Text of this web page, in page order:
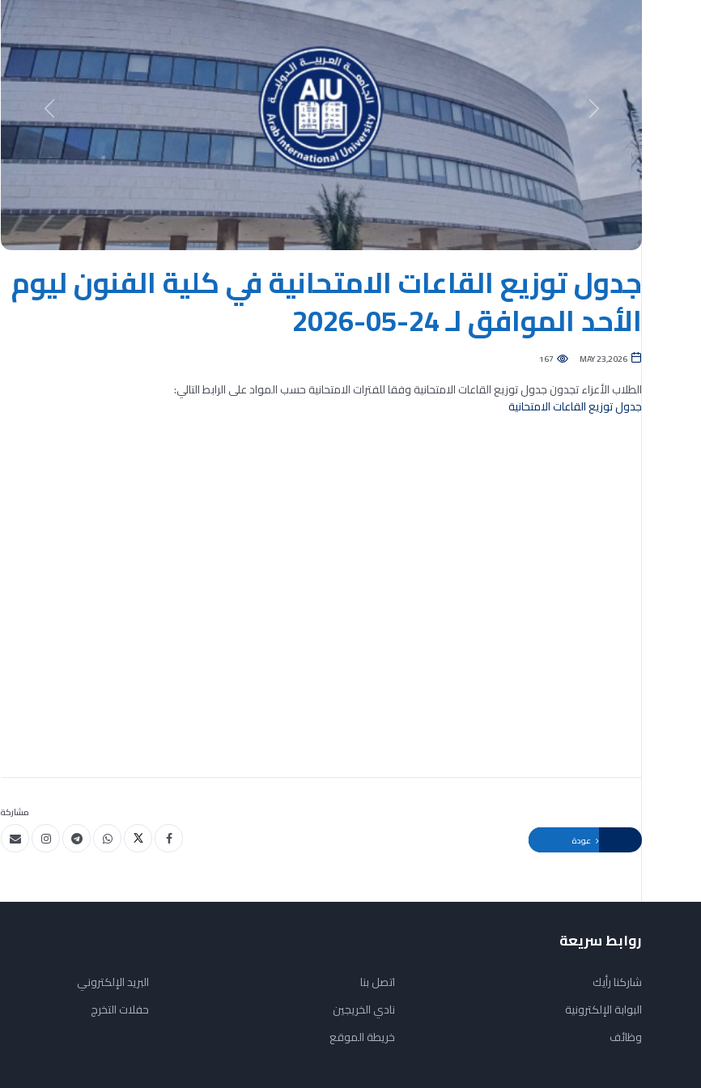
Previous
Next
جدول توزيع القاعات الامتحانية في كلية الفنون ليوم
الأحد الموافق لـ 24-05-2026
MAY 23,2026
167
الطلاب الأعزاء تجدون جدول توزيع القاعات الامتحانية وفقا للفترات الامتحانية حسب المواد على الرابط التالي:
جدول توزيع القاعات الامتحانية
مشاركة
روابط سريعة
شاركنا رأيك
البوابة الإلكترونية
وظائف
اتصل بنا
نادي الخريجين
خريطة الموقع
البريد الإلكتروني
حفلات التخرج